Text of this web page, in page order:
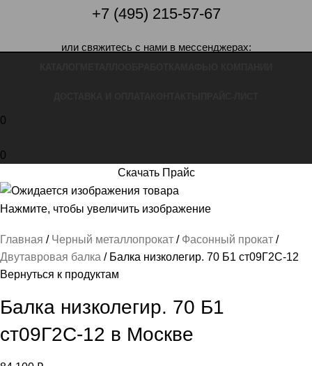
+7 (495) 215-57-67
или свяжитесь с нами в мессенджерах:
0
0
Скачать Прайс
Нажмите, чтобы увеличить изображение
Главная Черный металлопрокат
Фасонный прокат
Двутавровая балка
Балка низколегир. 70 Б1 ст09Г2С-12
Вернуться к продуктам
Балка низколегир. 70 Б1
ст09Г2С-12 в Москве